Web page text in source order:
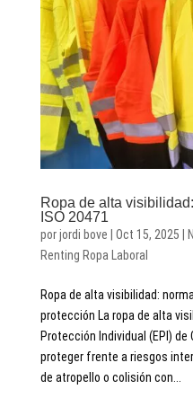
Ropa de alta
ISO 20471
porjordi bove Oct 15, 2025
Renting Ropa Laboral
Ropa de alta visibilidad:
protección La ropa de alta
Protección Individual (EPI)
proteger frente a riesgos
de atropello o colisión con...